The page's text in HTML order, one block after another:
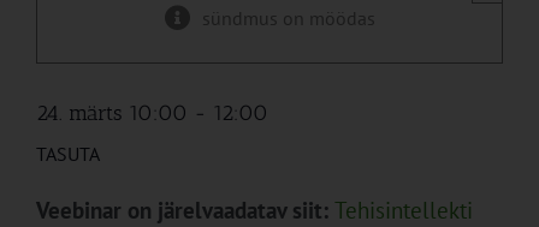
sündmus on möödas
24. märts 10:00 - 12:00
TASUTA
Veebinar on järelvaadatav siit: Tehisintellekti